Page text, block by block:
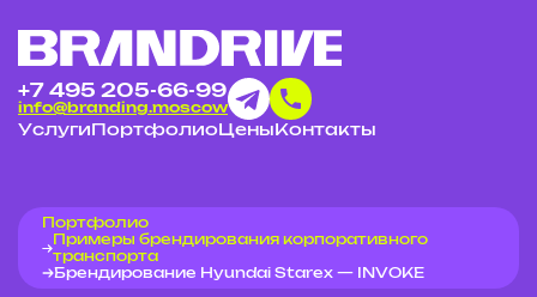
Услуги Портфолио Цены Контакты
+7 495 205-66-99
info@branding.moscow
Портфолио
Примеры брендирования корпоративного
транспорта
Брендирование Hyundai Starex — INVOKE